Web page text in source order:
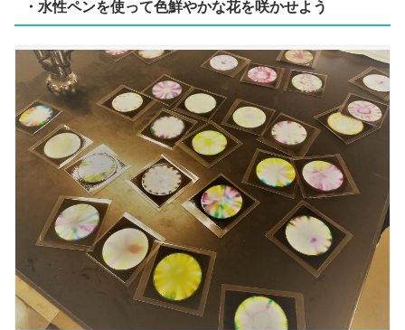
・水性ペンを使って色鮮やかな花を咲かせよう